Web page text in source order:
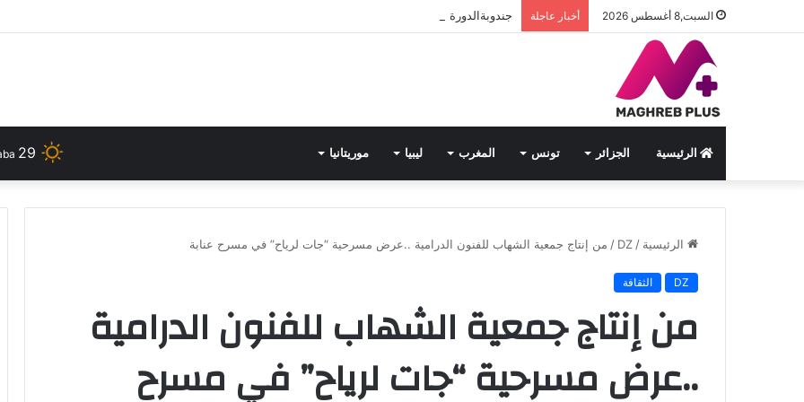
السبت,8 أغسطس 2026 أخبار عاجلة جندوبةالدورة السادسة لـ” المسابقة الجهوية لنوادي الفنون التشكيلية بالمؤسسات الثقافية”
الرئيسية الجزائر تونس المغرب ليبيا موريتانيا 29
الرئيسية /
DZ
/ من إنتاج جمعية الشهاب للفنون الدرامية ..عرض مسرحية “جات لرياح” في مسرح عنابة
DZ الثقافة
من إنتاج جمعية الشهاب للفنون الدرامية
..عرض مسرحية “جات لرياح” في مسرح